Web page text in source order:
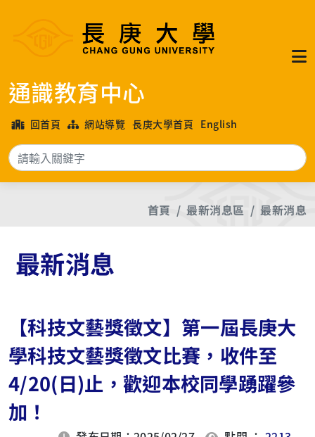
通識教育中心
回首頁 網站導覽 長庚大學首頁 English
搜尋
首頁 最新消息區 最新消息
最新消息
【科技文藝獎徵文】第一屆長庚大
學科技文藝獎徵文比賽，收件至
4/20(日)止，歡迎本校同學踴躍參
加！